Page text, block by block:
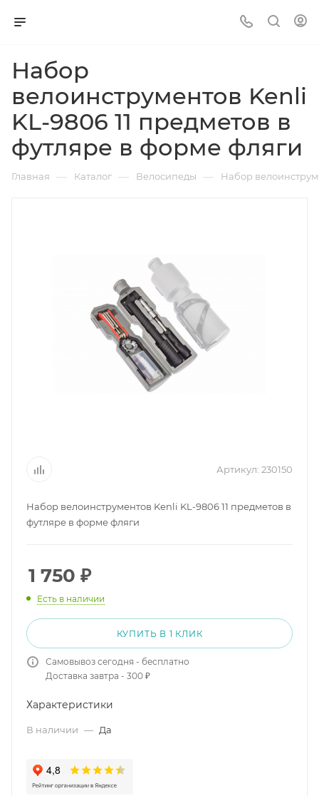
Набор
велоинструментов Kenli
KL-9806 11 предметов в
футляре в форме фляги
Главная — Каталог — Велосипеды — Набор
Артикул: 230150
Набор велоинструментов Kenli KL-9806 11 предметов в
футляре в форме фляги
1 750 ₽
Есть в наличии
КУПИТЬ В 1 КЛИК
Самовывоз сегодня - бесплатно
Доставка завтра - 300 ₽
Характеристики
В наличии — Да